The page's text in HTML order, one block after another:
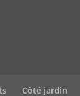
Côté jardin